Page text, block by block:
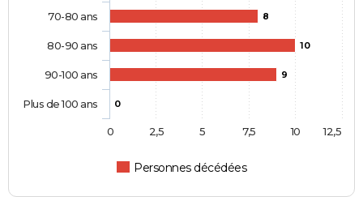
8
10
9
0
Personnes décédées
70-80 ans
80-90 ans
90-100 ans
Plus de 100 ans
0 10
2,5 5 7,5 12,5